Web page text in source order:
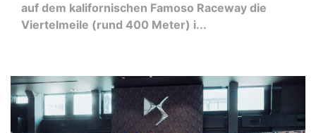
auf dem kalifornischen Famoso Raceway die
Viertelmeile (rund 400 Meter) i...